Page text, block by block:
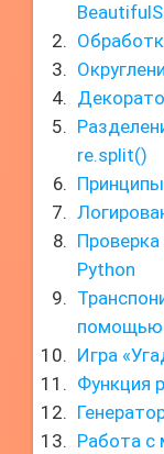
re.split()
Python
помощью
Игра
Функция
Работа с